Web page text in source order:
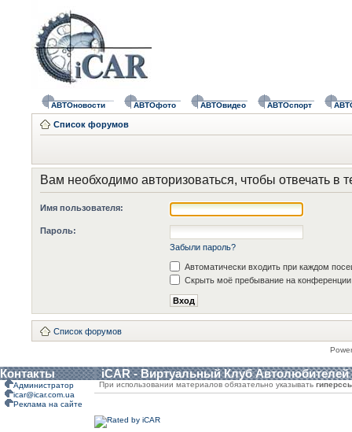
АВТОновости АВТОфото АВТОвидео АВТОспорт
Список форумов
Вам необходимо авторизоваться, чтобы отвечать в
Имя пользователя:
Пароль:
Забыли пароль?
Автоматически входить при каждом
Скрыть моё пребывание на конференции
Список форумов
Контакты iCAR - Виртуальный Клуб Автолюбителей
Администратор
icar@icar.com.ua
Реклама на сайте
При использовании материалов обязательно указывать